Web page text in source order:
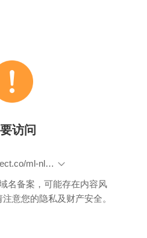
访问
http://memect.co/ml-nlp-list-2015-07-31
名备案，可能存在内容风
意您的隐私及财产安全。